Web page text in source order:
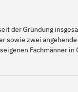
der Gründung
sowie zwei
Fachmänner